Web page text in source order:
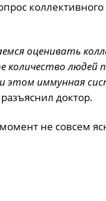
оценивать
количество
этом иммунная
доктор.
не совсем